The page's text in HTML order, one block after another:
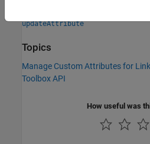
updateAttribute
Topics
Manage Custom Attributes for
Toolbox API
How useful was